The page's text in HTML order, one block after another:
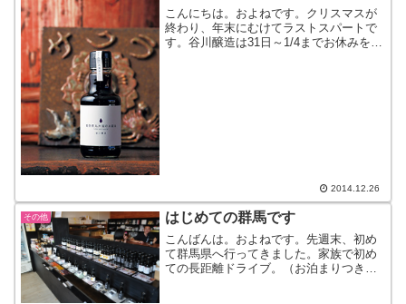
こんにちは。およねです。クリスマスが
終わり、年末にむけてラストスパートで
す。谷川醸造は31日～1/4までお休みをい
2014.12.26
その他 はじめての群馬です
こんばんは。およねです。先週末、初め
て群馬県へ行ってきました。家族で初め
ての長距離ドライブ。（お泊まりつき）